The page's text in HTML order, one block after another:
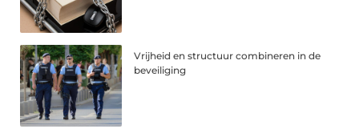
Vrijheid en structuur combineren in de
beveiliging